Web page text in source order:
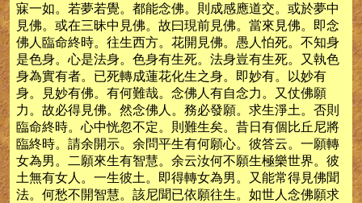
寐一如。若夢若覺。都能念佛。則成感應道交。或於夢中
見佛。或在三昧中見佛。故曰現前見佛。當來見佛。即念
佛人臨命終時。往生西方。花開見佛。愚人怕死。不知身
是色身。心是法身。色身有生死。法身豈有生死。又執色
身為實有者。已死轉成蓮花化生之身。即妙有。以妙有
身。見妙有佛。有何難哉。念佛人有自念力。又仗佛願
力。故必得見佛。然念佛人。務必發願。求生淨土。否則
臨命終時。心中恍忽不定。則難生矣。昔日有個比丘尼將
臨終時。請余開示。余問平生有何願心。彼答云。一願轉
女為男。二願來生有智慧。余云汝何不願生極樂世界。彼
土無有女人。一生彼土。即得轉女為男。又能常得見佛聞
法。何愁不開智慧。該尼聞已依願往生。如世人念佛願求